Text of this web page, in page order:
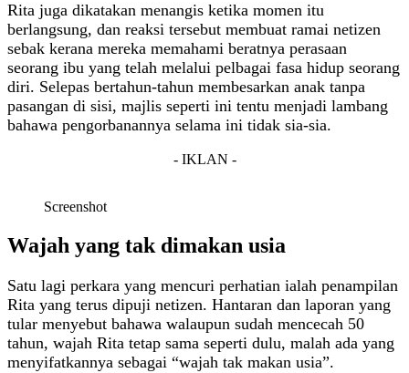
Rita juga dikatakan menangis ketika momen itu
berlangsung, dan reaksi tersebut membuat ramai netizen
sebak kerana mereka memahami beratnya perasaan
seorang ibu yang telah melalui pelbagai fasa hidup seorang
diri. Selepas bertahun-tahun membesarkan anak tanpa
pasangan di sisi, majlis seperti ini tentu menjadi lambang
bahawa pengorbanannya selama ini tidak sia-sia.
- IKLAN -
Screenshot
Wajah yang tak dimakan usia
Satu lagi perkara yang mencuri perhatian ialah penampilan
Rita yang terus dipuji netizen. Hantaran dan laporan yang
tular menyebut bahawa walaupun sudah mencecah 50
tahun, wajah Rita tetap sama seperti dulu, malah ada yang
menyifatkannya sebagai “wajah tak makan usia”.